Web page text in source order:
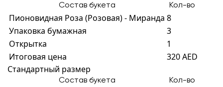
Состав букета Кол-во
Пионовидная Роза (Розовая) - Миранда 8
Упаковка бумажная
3
Открытка
1
Итоговая цена
320 AED
Стандартный размер
Состав букета Кол-во